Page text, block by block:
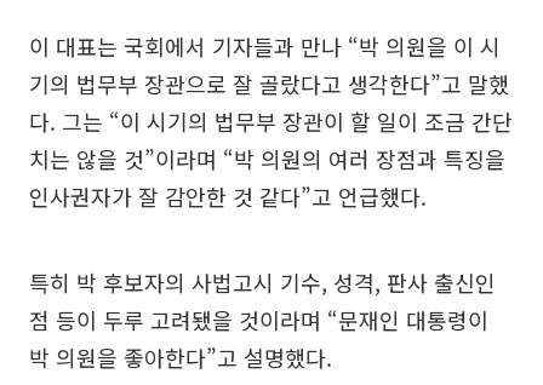
이 대표는 국회에서 기자들과 만나 “박 의원을 이 시
기의 법무부 장관으로 잘 골랐다고 생각한다”고 말했
다. 그는 “이 시기의 법무부 장관이 할 일이 조금 간단
치는 않을 것”이라며 “박 의원의 여러 장점과 특징을
인사권자가 잘 감안한 것 같다”고 언급했다.
특히 박 후보자의 사법고시 기수, 성격, 판사 출신인
점 등이 두루 고려됐을 것이라며 “문재인 대통령이
박 의원을 좋아한다”고 설명했다.